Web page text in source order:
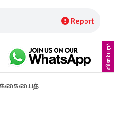
Report
விளம்பரம்